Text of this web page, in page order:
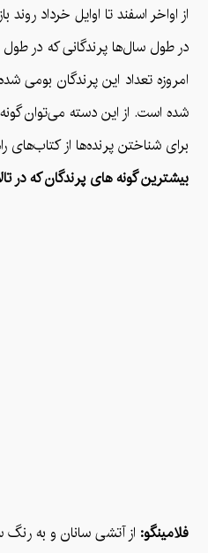
از اواخر اسفند تا اوایل خرداد
در طول سال‌ها پرندگانی که در
شده است. از این دسته می‌توان
برای شناختن پرنده‌ها از کتاب‌های
بیشترین گونه های پرندگان که در
فلامینگو: از آتشی سانان و به رنگ